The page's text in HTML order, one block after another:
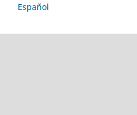
Español